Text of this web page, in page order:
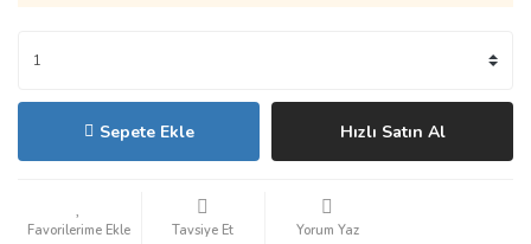
Sepete Ekle Hızlı Satın Al
Tavsiye Et Yorum Yaz